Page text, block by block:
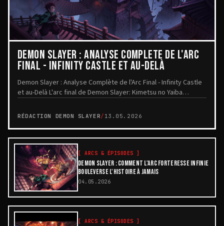
DEMON SLAYER : ANALYSE COMPLÈTE DE L'ARC
FINAL - INFINITY CASTLE ET AU-DELÀ
Demon Slayer : Analyse Complète de l'Arc Final - Infinity Castle
et au-Delà L'arc final de Demon Slayer: Kimetsu no Yaiba
RÉDACTION DEMON SLAYER/ 13.05.2026
[ ARCS & ÉPISODES ]
DEMON SLAYER : COMMENT L'ARC FORTERESSE INFINIE
BOULEVERSE L'HISTOIRE À JAMAIS
04.05.2026
[ ARCS & ÉPISODES ]